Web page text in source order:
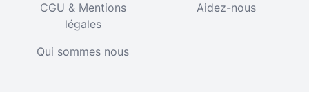
CGU & Mentions
légales
Aidez-nous
Qui sommes nous